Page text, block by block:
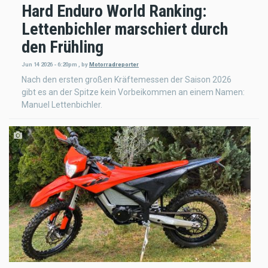
Hard Enduro World Ranking:
Lettenbichler marschiert durch
den Frühling
Jun 14 2026 - 6:20pm byMotorradreporter
Nach den ersten großen Kräftemessen der Saison 2026
gibt es an der Spitze kein Vorbeikommen an einem Namen:
Manuel Lettenbichler.